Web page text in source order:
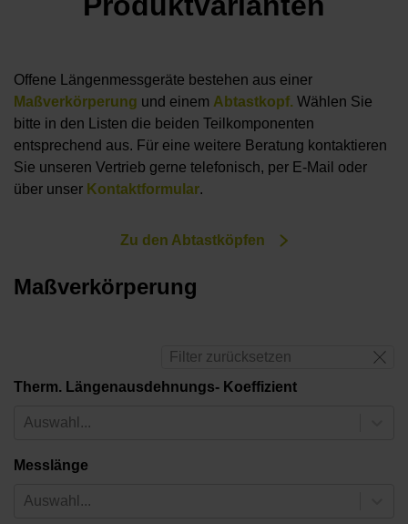
Offene Längenmessgeräte bestehen aus einer
Maßverkörperung und einem Abtastkopf. Wählen Sie
bitte in den Listen die beiden Teilkomponenten
entsprechend aus. Für eine weitere Beratung kontaktieren
Sie unseren Vertrieb gerne telefonisch, per E-Mail oder
über unser Kontaktformular.
Zu den Abtastköpfen
Maßverkörperung
Filter zurücksetzen
Therm. Längenausdehnungs- Koeffizient
Auswahl...
Messlänge
Auswahl...